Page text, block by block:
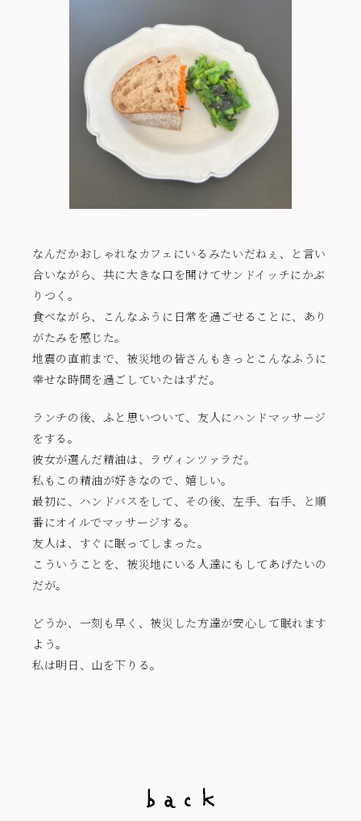
なんだかおしゃれなカフェにいるみたいだねぇ、と言い
合いながら、共に大きな口を開けてサンドイッチにかぶ
りつく。
食べながら、こんなふうに日常を過ごせることに、あり
がたみを感じた。
地震の直前まで、被災地の皆さんもきっとこんなふうに
幸せな時間を過ごしていたはずだ。
ランチの後、ふと思いついて、友人にハンドマッサージ
をする。
彼女が選んだ精油は、ラヴィンツァラだ。
私もこの精油が好きなので、嬉しい。
最初に、ハンドバスをして、その後、左手、右手、と順
番にオイルでマッサージする。
友人は、すぐに眠ってしまった。
こういうことを、被災地にいる人達にもしてあげたいの
だが。
どうか、一刻も早く、被災した方達が安心して眠れます
よう。
私は明日、山を下りる。